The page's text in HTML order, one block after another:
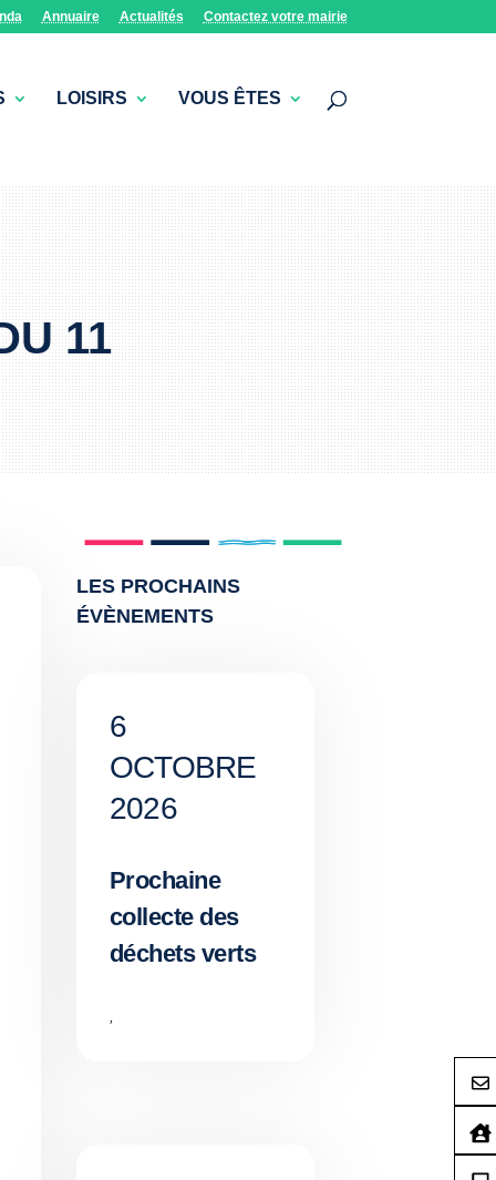
Annuaire Actualités Contactez votre mairie
LOISIRS VOUS ÊTES
11
LES PROCHAINS
ÉVÈNEMENTS
6
OCTOBRE
2026
Prochaine
collecte des
déchets verts
,